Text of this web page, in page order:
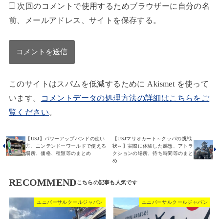
次回のコメントで使用するためブラウザーに自分の名
前、メールアドレス、サイトを保存する。
このサイトはスパムを低減するために Akismet を使って
います。
コメントデータの処理方法の詳細はこちらをご
覧ください。
【USJ】パワーアップバンドの使い
方、ニンテンドーワールドで使える
場所、価格、種類等のまとめ
【USJマリオカート～クッパの挑戦
状～】実際に体験した感想、アトラ
クションの場所、待ち時間等のまと
め
RECOMMEND
ユニバーサルクールジャパン ユニバーサルクールジャパン